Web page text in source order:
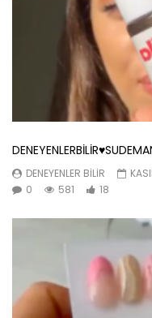
DENEYENLER BILIR
0
581 18